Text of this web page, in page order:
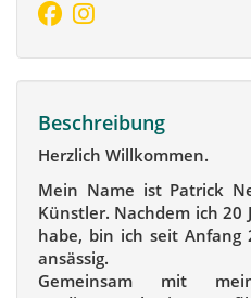
Beschreibung
Herzlich Willkommen.
Mein Name ist Patrick
Künstler. Nachdem ich
habe, bin ich seit Anfang
ansässig.
Gemeinsam mit